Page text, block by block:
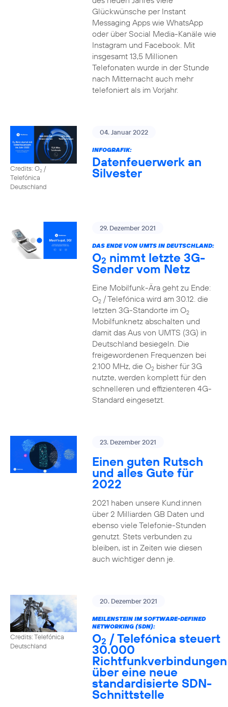
Glückwünsche per Instant
Messaging Apps wie WhatsApp
oder über Social Media-Kanäle wie
Instagram und Facebook. Mit
insgesamt 13,5 Millionen
Telefonaten wurde in der Stunde
nach Mitternacht auch mehr
telefoniert als im Vorjahr.
Credits: O2 /
Telefónica
Deutschland
04. Januar 2022
INFOGRAFIK:
Datenfeuerwerk an
Silvester
29. Dezember 2021
DAS ENDE VON UMTS IN DEUTSCHLAND:
O2 nimmt letzte 3G-
Sender vom Netz
Eine Mobilfunk-Ära geht zu Ende:
O2/ Telefónica wird am 30.12. die
letzten 3G-Standorte im O2
Mobilfunknetz abschalten und
damit das Aus von UMTS (3G) in
Deutschland besiegeln. Die
freigewordenen Frequenzen bei
2.100 MHz, die O2bisher für 3G
nutzte, werden komplett für den
schnelleren und effizienteren 4G-
Standard eingesetzt.
23. Dezember 2021
Einen guten Rutsch
und alles Gute für
2022
2021 haben unsere Kund:innen
über 2 Milliarden GB Daten und
ebenso viele Telefonie-Stunden
genutzt. Stets verbunden zu
bleiben, ist in Zeiten wie diesen
auch wichtiger denn je.
Credits: Telefónica
Deutschland
20. Dezember 2021
MEILENSTEIN IM SOFTWARE-DEFINED
NETWORKING (SDN):
O2 / Telefónica steuert
30.000
Richtfunkverbindungen
über eine neue
standardisierte SDN-
Schnittstelle